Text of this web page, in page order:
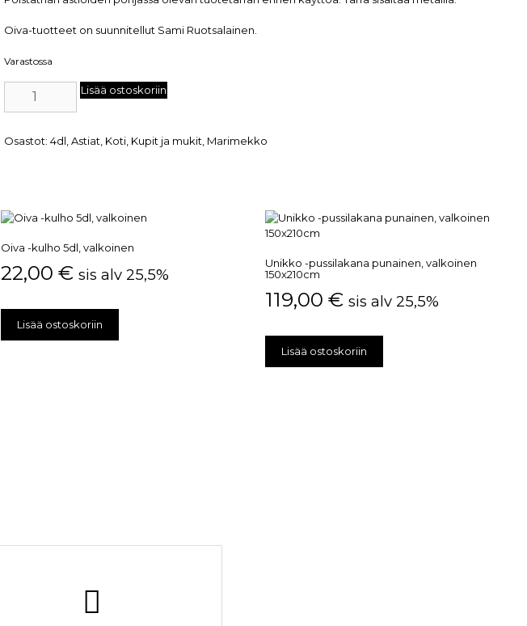
Oiva-tuotteet on suunnitellut Sami Ruotsalainen.
Varastossa
Lisää ostoskoriin
Osastot:4dl,Astiat, Koti, Kupit ja mukit, Marimekko
Oiva -kulho 5dl, valkoinen
22,00€ sis alv 25,5%
Lisää ostoskoriin
Unikko -pussilakana punainen, valkoinen
150x210cm
119,00€ sis alv 25,5%
Lisää ostoskoriin